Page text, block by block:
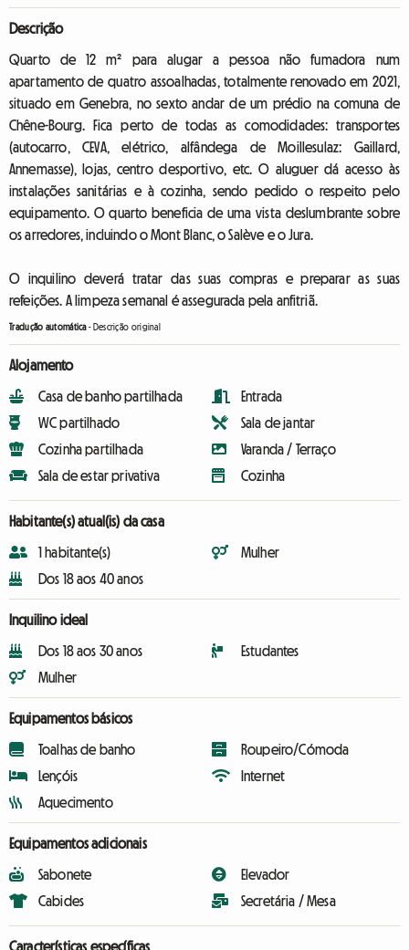
Descrição
Quarto de 12 m² para alugar a pessoa não fumadora num
apartamento de quatro assoalhadas, totalmente renovado em 2021,
situado em Genebra, no sexto andar de um prédio na comuna de
Chêne-Bourg. Fica perto de todas as comodidades: transportes
(autocarro, CEVA, elétrico, alfândega de Moillesulaz: Gaillard,
Annemasse), lojas, centro desportivo, etc. O aluguer dá acesso às
instalações sanitárias e à cozinha, sendo pedido o respeito pelo
equipamento. O quarto beneficia de uma vista deslumbrante sobre
os arredores, incluindo o Mont Blanc, o Salève e o Jura.
O inquilino deverá tratar das suas compras e preparar as suas
refeições. A limpeza semanal é assegurada pela anfitriã.
Tradução automática- Descrição original
Alojamento
Casa de banho partilhada
WC partilhado
Cozinha partilhada
Sala de estar privativa
Entrada
Sala de jantar
Varanda / Terraço
Cozinha
Habitante(s) atual(is) da casa
1 habitante(s)
Dos 18 aos 40 anos
Mulher
Inquilino ideal
Dos 18 aos 30 anos
Mulher
Estudantes
Equipamentos básicos
Toalhas de banho
Lençóis
Aquecimento
Roupeiro/Cómoda
Internet
Equipamentos adicionais
Sabonete
Cabides
Elevador
Secretária / Mesa
Características específicas